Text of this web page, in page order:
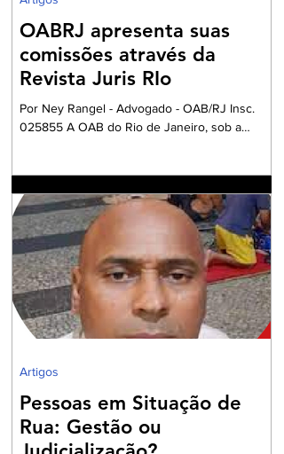
OABRJ apresenta suas
comissões através da
Revista Juris RIo
Por Ney Rangel - Advogado - OAB/RJ Insc.
025855 A OAB do Rio de Janeiro, sob a
Comissões formadas por Advogados e
Advogadas com a missão de trabalharem com
a Garantia Constitucional inscrita no art. 133 da
nossa Carta Política de 1988, realizando um
grandioso Projeto de Participação da Ordem
dos Advogados na preparação dos
profissionais da Advocacia para aperfe
Pessoas em Situação de
Rua: Gestão ou
Artigos